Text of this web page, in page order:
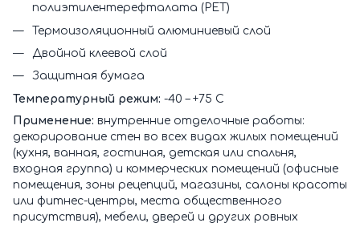
полиэтилентерефталата (PET)
Термоизоляционный алюминиевый слой
Двойной клеевой слой
Защитная бумага
Температурный режим: -40 – +75 С
Применение: внутренние отделочные работы:
декорирование стен во всех видах жилых помещений
(кухня, ванная, гостиная, детская или спальня,
входная группа) и коммерческих помещений (офисные
помещения, зоны рецепций, магазины, салоны красоты
или фитнес-центры, места общественного
присутствия), мебели, дверей и других ровных